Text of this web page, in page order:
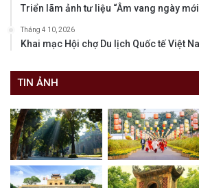
Triển lãm ảnh tư liệu “Âm vang ngày
Tháng 4 10, 2026
Khai mạc Hội chợ Du lịch Quốc tế Việt
TIN ẢNH